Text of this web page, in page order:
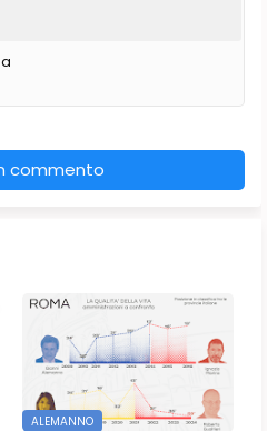
commento
ALEMANNO